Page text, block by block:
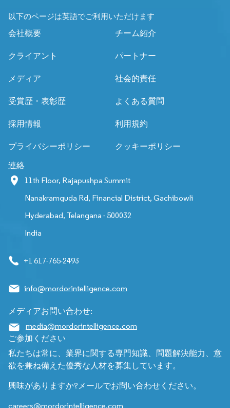
以下のページは英語でご利用いただけます
会社概要
チーム紹介
クライアント パートナー
メディア 社会的責任
受賞歴・表彰歴 よくある質問
採用情報 利用規約
プライバシーポリシー クッキーポリシー
連絡
11th Floor, Rajapushpa Summit
Nanakramguda Rd, Financial District, Gachibowli
Hyderabad, Telangana - 500032
India
+1 617-765-2493
info@mordorintelligence.com
メディアお問い合わせ:
media@mordorintelligence.com
ご参加ください
私たちは常に、業界に関する専門知識、問題解決能力、意
欲を兼ね備えた優秀な人材を募集しています。
興味がありますか?メールでお問い合わせください。
careers@mordorintelligence.com